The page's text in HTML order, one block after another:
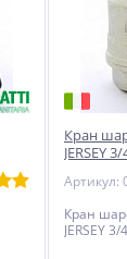
Кран
JERSEY
Артикул:
Кран
JERSEY